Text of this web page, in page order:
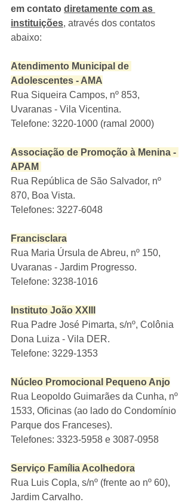
em contato diretamente com as
instituições, através dos contatos
abaixo:
Atendimento Municipal de
Adolescentes - AMA
Rua Siqueira Campos, nº 853,
Uvaranas - Vila Vicentina.
Telefone: 3220-1000 (ramal 2000)
Associação de Promoção à Menina -
APAM
Rua República de São Salvador, nº
870, Boa Vista.
Telefones: 3227-6048
Francisclara
Rua Maria Úrsula de Abreu, nº 150,
Uvaranas - Jardim Progresso.
Telefone: 3238-1016
Instituto João XXIII
Rua Padre José Pimarta, s/nº, Colônia
Dona Luiza - Vila DER.
Telefone: 3229-1353
Núcleo Promocional Pequeno Anjo
Rua Leopoldo Guimarães da Cunha, nº
1533, Oficinas (ao lado do Condomínio
Parque dos Franceses).
Telefones: 3323-5958 e 3087-0958
Serviço Família Acolhedora
Rua Luis Copla, s/nº (frente ao nº 60),
Jardim Carvalho.